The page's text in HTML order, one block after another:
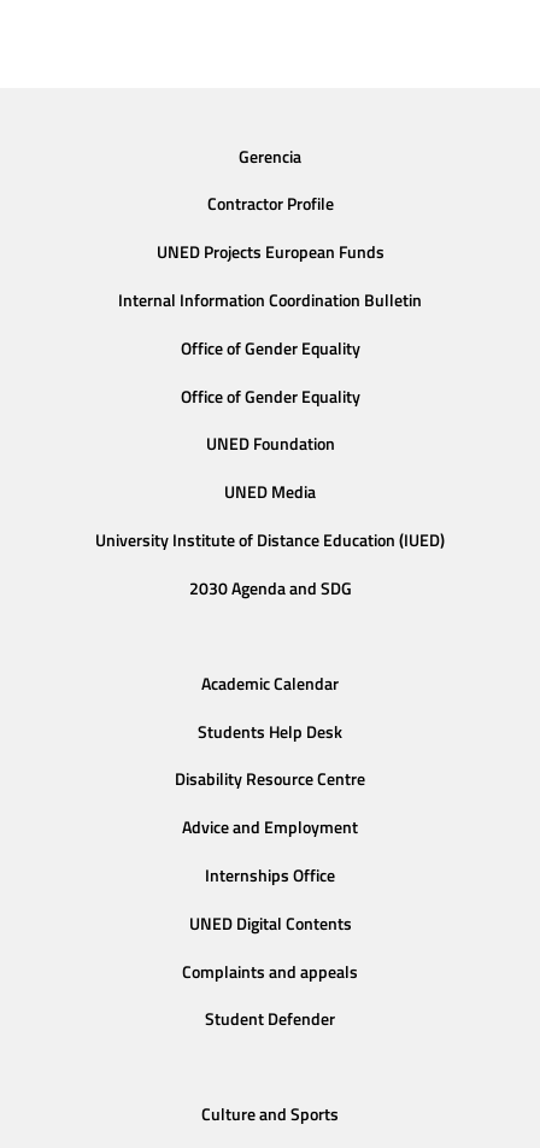
Gerencia
Contractor Profile
UNED Projects European Funds
Internal Information Coordination Bulletin
Office of Gender Equality
Office of Gender Equality
UNED Foundation
UNED Media
University Institute of Distance Education (IUED)
2030 Agenda and SDG
Academic Calendar
Students Help Desk
Disability Resource Centre
Advice and Employment
Internships Office
UNED Digital Contents
Complaints and appeals
Student Defender
Culture and Sports